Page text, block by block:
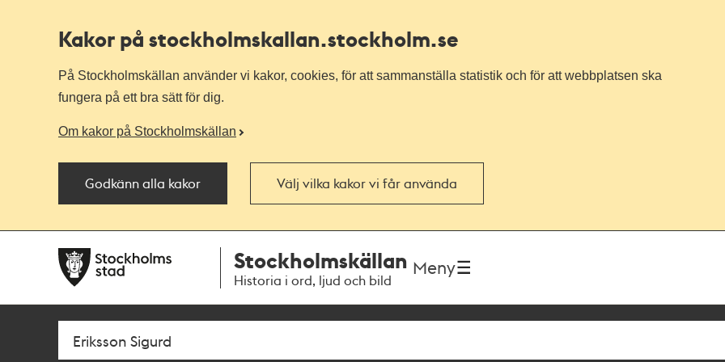
Kakor på stockholmskallan.stockholm.se
På Stockholmskällan använder vi kakor, cookies, för att sammanställa statistik och för att webbplatsen ska
fungera på ett bra sätt för dig.
Om kakor på Stockholmskällan
Godkänn alla kakor Välj vilka kakor vi får använda
navigationen
huvudinnehållet
Stockholmskällan
Historia i ord, ljud och bild
Meny
Sök